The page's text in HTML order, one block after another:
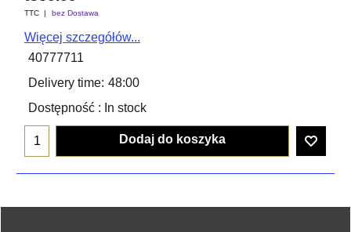
TTC bez Dostawa
Więcej szczegółów...
40777711
Delivery time: 48:00
Dostępność : In stock
Dodaj do koszyka